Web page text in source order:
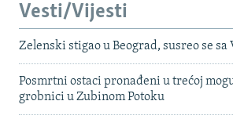
Vesti/Vijesti
Zelenski stigao u Beograd, susreo se sa
Posmrtni ostaci pronađeni u trećoj
grobnici u Zubinom Potoku